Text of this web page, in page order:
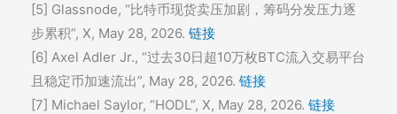
[5] Glassnode, “比特币现货卖压加剧，筹码分发压力逐
步累积”, X, May 28, 2026. 链接
[6] Axel Adler Jr., “过去30日超10万枚BTC流入交易平台
且稳定币加速流出”, May 28, 2026. 链接
[7] Michael Saylor, “HODL”, X, May 28, 2026. 链接